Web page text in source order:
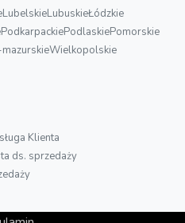
LubelskieLubuskieŁódzkie
PodkarpackiePodlaskiePomorskie
Wielkopolskie
Klienta
ds. sprzedaży